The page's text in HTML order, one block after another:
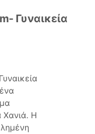
Γυναικεία
Χανιά. Η